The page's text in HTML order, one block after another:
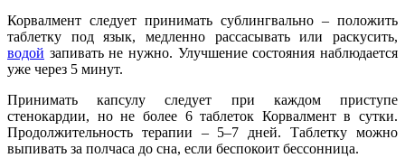
Корвалмент следует принимать сублингвально – положить
таблетку под язык, медленно рассасывать или раскусить,
водой запивать не нужно. Улучшение состояния наблюдается
уже через 5 минут.
Принимать капсулу следует при каждом приступе
стенокардии, но не более 6 таблеток Корвалмент в сутки.
Продолжительность терапии – 5–7 дней. Таблетку можно
выпивать за полчаса до сна, если беспокоит бессонница.